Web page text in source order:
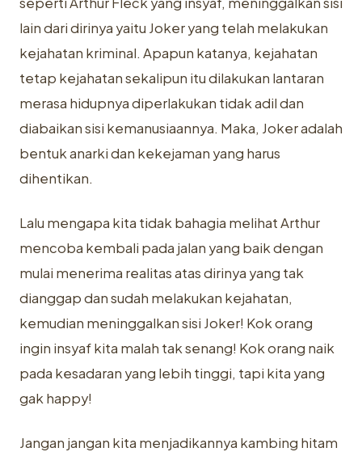
lain dari dirinya yaitu Joker yang telah melakukan
kejahatan kriminal. Apapun katanya, kejahatan
tetap kejahatan sekalipun itu dilakukan lantaran
merasa hidupnya diperlakukan tidak adil dan
diabaikan sisi kemanusiaannya. Maka, Joker adalah
bentuk anarki dan kekejaman yang harus
dihentikan.
Lalu mengapa kita tidak bahagia melihat Arthur
mencoba kembali pada jalan yang baik dengan
mulai menerima realitas atas dirinya yang tak
dianggap dan sudah melakukan kejahatan,
kemudian meninggalkan sisi Joker! Kok orang
ingin insyaf kita malah tak senang! Kok orang naik
pada kesadaran yang lebih tinggi, tapi kita yang
gak happy!
Jangan jangan kita menjadikannya kambing hitam